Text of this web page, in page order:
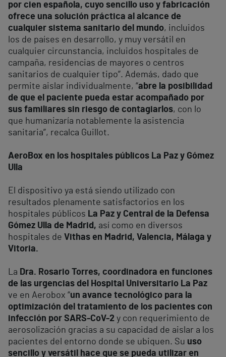
por cien española, cuyo sencillo uso y fabricación
ofrece una solución práctica al alcance de
cualquier sistema sanitario del mundo, incluidos
los de países en desarrollo, y muy versátil en
cualquier circunstancia, incluidos hospitales de
campaña, residencias de mayores o centros
sanitarios de cualquier tipo”. Además, dado que
permite aislar individualmente, “abre la posibilidad
de que el paciente pueda estar acompañado por
sus familiares sin riesgo de contagiarlos, con lo
que humanizaría notablemente la asistencia
sanitaria”, recalca Guillot.
AeroBox en los hospitales públicos La Paz y Gómez
Ulla
El dispositivo ya está siendo utilizado con
resultados plenamente satisfactorios en los
hospitales públicos La Paz y Central de la Defensa
Gómez Ulla de Madrid, así como en diversos
hospitales de Vithas en Madrid, Valencia, Málaga y
Vitoria.
La Dra. Rosario Torres, coordinadora en funciones
de las urgencias del Hospital Universitario La Paz
ve en Aerobox “un avance tecnológico para la
optimización del tratamiento de los pacientes con
infección por SARS-CoV-2 y con requerimiento de
aerosolización gracias a su capacidad de aislar a los
pacientes del entorno donde se ubiquen. Su uso
sencillo y versátil hace que se pueda utilizar en